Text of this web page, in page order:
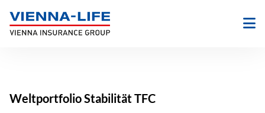
Inhalt
springen
Weltportfolio Stabilität TFC